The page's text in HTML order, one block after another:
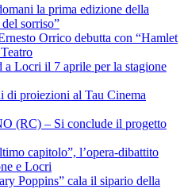
la prima edizione della
sorriso”
Orrico debutta con “Hamlet
Locri il 7 aprile per la stagione
proiezioni al Tau Cinema
(RC) – Si conclude il progetto
capitolo”, l’opera-dibattito
e Locri
Poppins” cala il sipario della